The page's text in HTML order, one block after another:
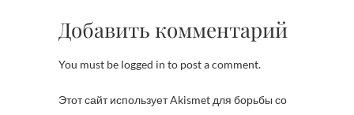
Добавить комментарий
You must be logged in to post a comment.
Этот сайт использует Akismet для борьбы со